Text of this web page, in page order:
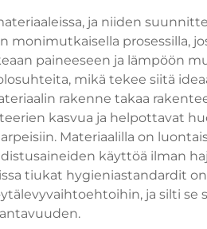
ja niiden
prosessilla,
paineeseen ja lämpöön
mikä tekee siitä
rakenne takaa
kasvua ja helpottavat
Materiaalilla on
käyttöä ilman
tiukat hygieniastandardit
ja silti